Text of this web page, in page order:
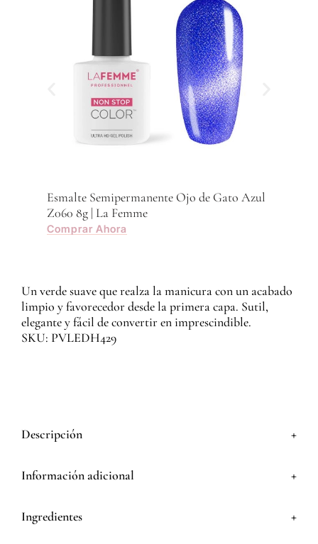
Esmalte Semipermanente Ojo de Gato Azul
Z060 8g | La Femme
Comprar Ahora
Un verde suave que realza la manicura con un acabado
limpio y favorecedor desde la primera capa. Sutil,
elegante y fácil de convertir en imprescindible.
SKU: PVLEDH429
Descripción +
Información adicional +
Ingredientes +